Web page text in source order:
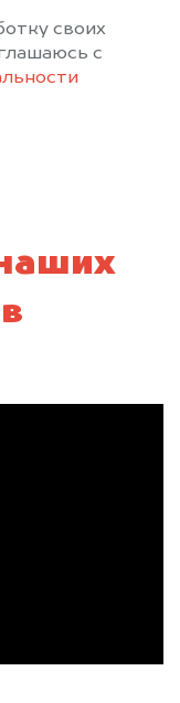
своих
с